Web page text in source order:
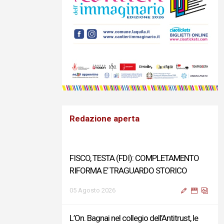
Redazione aperta
FISCO, TESTA (FDI): COMPLETAMENTO
RIFORMA E’ TRAGUARDO STORICO
05 Agosto 2026
L’On. Bagnai nel collegio dell’Antitrust, le